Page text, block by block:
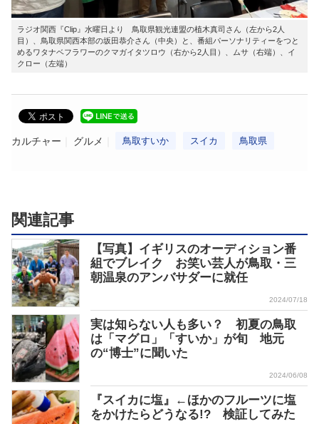
ラジオ関西『Clip』水曜日より 鳥取県観光連盟の植木真司さん（左から2人
目）、鳥取県関西本部の坂田恭介さん（中央）と、番組パーソナリティーをつと
めるワタナベフラワーのクマガイタツロウ（右から2人目）、ムサ（右端）、イ
クロー（左端）
カルチャー グルメ 鳥取すいか スイカ 鳥取県
関連記事
【写真】イギリスのオーディション番
組でブレイク お笑い芸人が鳥取・三
朝温泉のアンバサダーに就任
2024/07/18
実は知らない人も多い？ 初夏の鳥取
は「マグロ」「すいか」が旬 地元
の“博士”に聞いた
2024/06/08
『スイカに塩』←ほかのフルーツに塩
をかけたらどうなる!? 検証してみた